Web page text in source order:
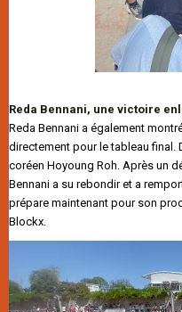
Reda Bennani, une victoire
Reda Bennani a également
directement pour le tableau final.
coréen Hoyoung Roh. Après un
Bennani a su rebondir et a
prépare maintenant pour son
Blockx.